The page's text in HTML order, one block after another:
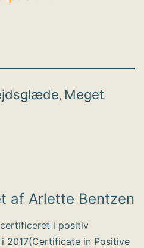
, Meget
af Arlette Bentzen
i positiv
2017(Certificate in Positive